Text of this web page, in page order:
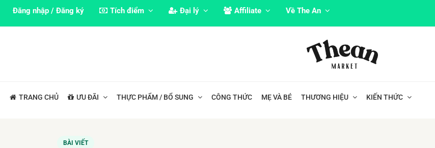
Đăng nhập / Đăng ký Tích điểm Đại lý Affiliate Về The An
TRANG CHỦ ƯU ĐÃI THỰC PHẨM / BỔ SUNG CÔNG THỨC MẸ VÀ BÉ THƯƠNG HIỆU KIẾN THỨC
BÀI VIẾT